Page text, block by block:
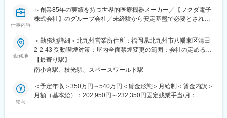
・担当エリア：福岡を中心とした九州エリア及び一部沖縄
・夜間・休日の呼び出し頻度：ほぼなし
・リモートワーク（オンライン商談）導入率：３０％程度
・営業スタイル：原則として、直行直帰の営業スタイルになりま
す（全社共通）
■教育体制：
強していただきます。
その後は先輩の既存顧客に対してのルート営業に同行していただ
仕事内容
～創業85年の実績を持つ世界的医療機器メーカー／【フクダ電子
株式会社】のグループ会社／未経験から安定基盤で必要とされ続
■業務内容
大学病院／クリニックの医療従事者に向けた在宅医療機器レンタ
ル提案をお任せします！
既存顧客がメインで、既存8（大学・クリニック）：新規2（開業
医・クリニック中心）の割合。
関係構築型の営業で事務局長、医師、看護師長が相手となりま
勤務地
＜勤務地詳細＞北九州営業所住所：福岡県北九州市八幡東区清田
2-2-43 受動喫煙対策：屋内全面禁煙変更の範囲：会社の定める事
業所
【最寄り駅】
南小倉駅、枝光駅、スペースワールド駅
給与
＜予定年収＞350万円～540万円＜賃金形態＞月給制＜賃金内訳＞
月額（基本給）：202,950円～232,350円固定残業手当/月：